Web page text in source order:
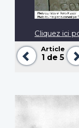
Précédent
Article
1 de 5
Cliquez ici